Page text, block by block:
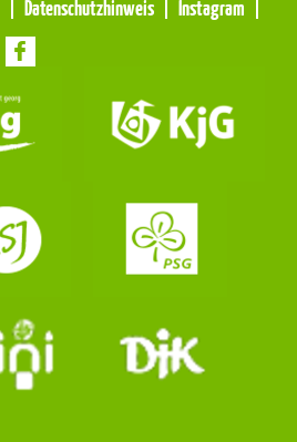
Datenschutzhinweis Instagram